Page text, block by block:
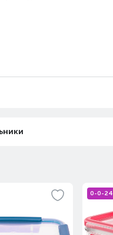
0-0-24